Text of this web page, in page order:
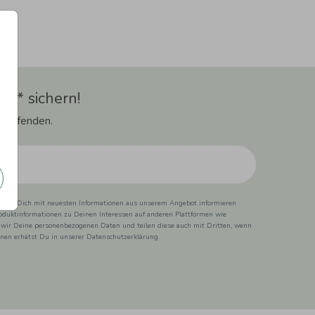
sichern!
Dich mit neuesten Informationen aus unserem Angebot informieren
zu Deinen Interessen auf anderen Plattformen wie
Deine personenbezogenen Daten und teilen diese auch mit Dritten, wenn
erhätst Du in unserer Datenschutzerklärung.